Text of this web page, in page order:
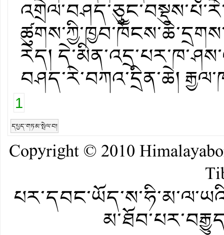
རེད།
བཤད་རེ་བཀའ་དྲིན་ཆེ།
1
དཔྱད་གཏམ་སྤེལ་བ།
Copyright © 2010